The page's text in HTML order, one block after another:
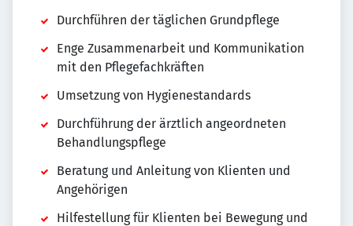
Durchführen der täglichen Grundpflege
Enge Zusammenarbeit und Kommunikation
mit den Pflegefachkräften
Umsetzung von Hygienestandards
Durchführung der ärztlich angeordneten
Behandlungspflege
Beratung und Anleitung von Klienten und
Angehörigen
Hilfestellung für Klienten bei Bewegung und